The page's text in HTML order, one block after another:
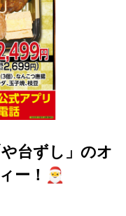
集
台ずし」のオ
ー！🎅